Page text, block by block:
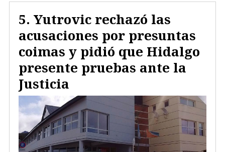
Yutrovic rechazó las
acusaciones por presuntas
coimas y pidió que Hidalgo
presente pruebas ante la
Justicia